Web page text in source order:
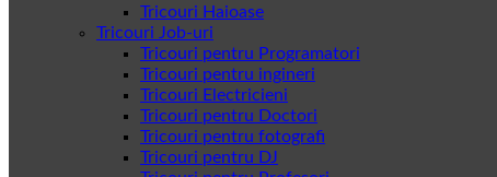
Tricouri Haioase
Tricouri Job-uri
Tricouri pentru Programatori
Tricouri pentru ingineri
Tricouri Electricieni
Tricouri pentru Doctori
Tricouri pentru fotografi
Tricouri pentru DJ